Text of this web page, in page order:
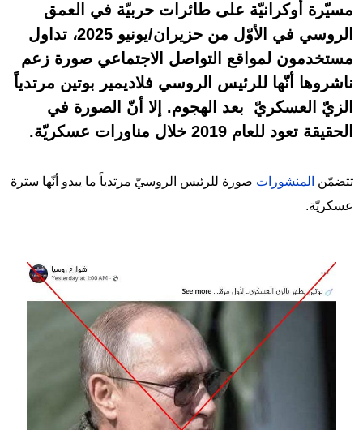
مسيّرة أوكرانيّة على طائرات حربيّة في العمق
الروسي في الأوّل من حزيران/يونيو 2025، تداول
مستخدمون لمواقع التواصل الاجتماعي صورة زعم
ناشروها أنّها للرئيس الروسي فلاديمير بوتين مرتدياً
الزيّ العسكريّ بعد الهجوم. إلا أنّ الصورة في
الحقيقة تعود للعام 2019 خلال مناورات عسكريّة.
تتضمّن المنشورات صورة للرئيس الروسيّ مرتدياً ما يبدو أنّها سترة
عسكريّة.
Image